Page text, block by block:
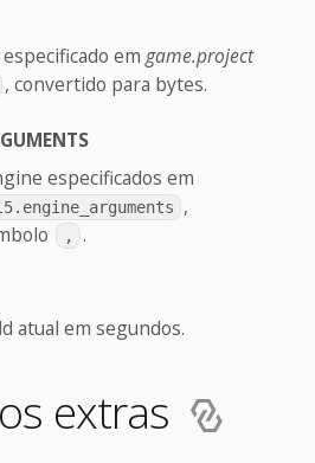
emgame.project
, convertido para bytes.
especificados em
,
, .
atual em segundos.
extras